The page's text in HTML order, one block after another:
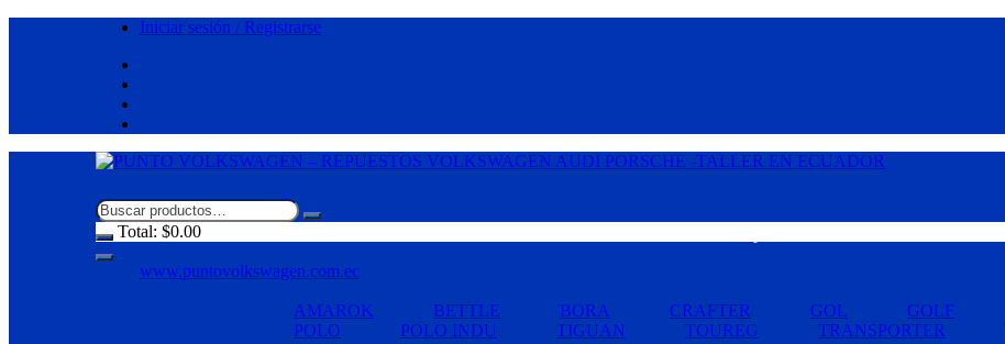
Iniciar sesión / Registrarse
Total: $0.00
www.puntovolkswagen.com.ec
AMAROK BETTLE BORA CRAFTER GOL GOLF
POLO
POLO INDU TIGUAN TOUREG TRANSPORTER